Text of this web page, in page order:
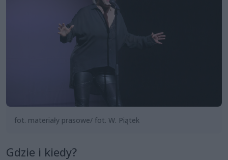
fot. materiały prasowe/ fot. W. Piątek
Gdzie i kiedy?